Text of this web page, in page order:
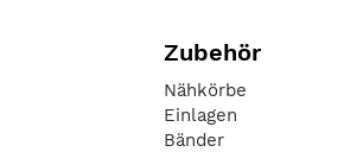
Zubehör
Nähkörbe
Einlagen
Bänder